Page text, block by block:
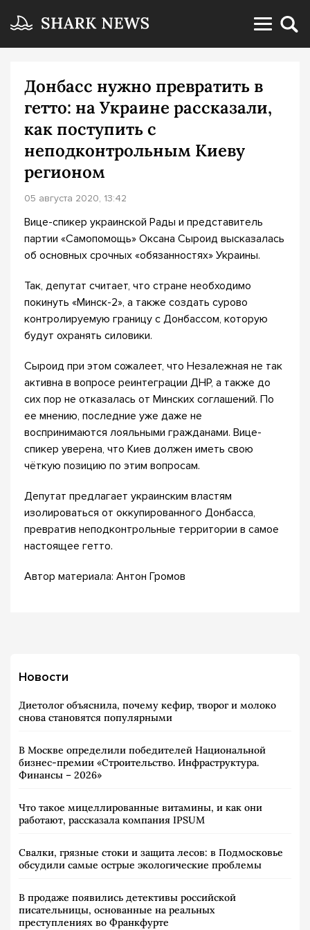
Донбасс нужно превратить в
гетто: на Украине рассказали,
как поступить с
неподконтрольным Киеву
регионом
05 августа 2020, 13:42
Вице-спикер украинской Рады и представитель
партии «Самопомощь» Оксана Сыроид высказалась
об основных срочных «обязанностях» Украины.
Так, депутат считает, что стране необходимо
покинуть «Минск-2», а также создать сурово
контролируемую границу с Донбассом, которую
будут охранять силовики.
Сыроид при этом сожалеет, что Незалежная не так
активна в вопросе реинтеграции ДНР, а также до
сих пор не отказалась от Минских соглашений. По
ее мнению, последние уже даже не
воспринимаются лояльными гражданами. Вице-
спикер уверена, что Киев должен иметь свою
чёткую позицию по этим вопросам.
Депутат предлагает украинским властям
изолироваться от оккупированного Донбасса,
превратив неподконтрольные территории в самое
настоящее гетто.
Автор материала: Антон Громов
Новости
Диетолог объяснила, почему кефир, творог и молоко
снова становятся популярными
В Москве определили победителей Национальной
бизнес-премии «Строительство. Инфраструктура.
Финансы – 2026»
Что такое мицеллированные витамины, и как они
работают, рассказала компания IPSUM
Свалки, грязные стоки и защита лесов: в Подмосковье
обсудили самые острые экологические проблемы
В продаже появились детективы российской
писательницы, основанные на реальных
преступлениях во Франкфурте